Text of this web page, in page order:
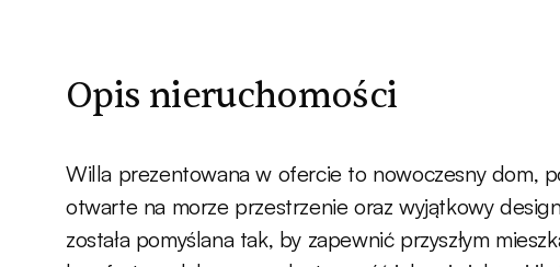
Opis nieruchomości
Willa prezentowana w ofercie to nowoczesny dom,
otwarte na morze przestrzenie oraz wyjątkowy
została pomyślana tak, by zapewnić przyszłym